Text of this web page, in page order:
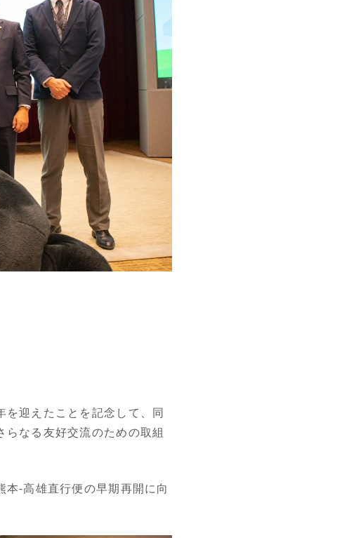
迎えたことを記念して、同
なる友好交流のための取組
-高雄直行便の早期再開に向